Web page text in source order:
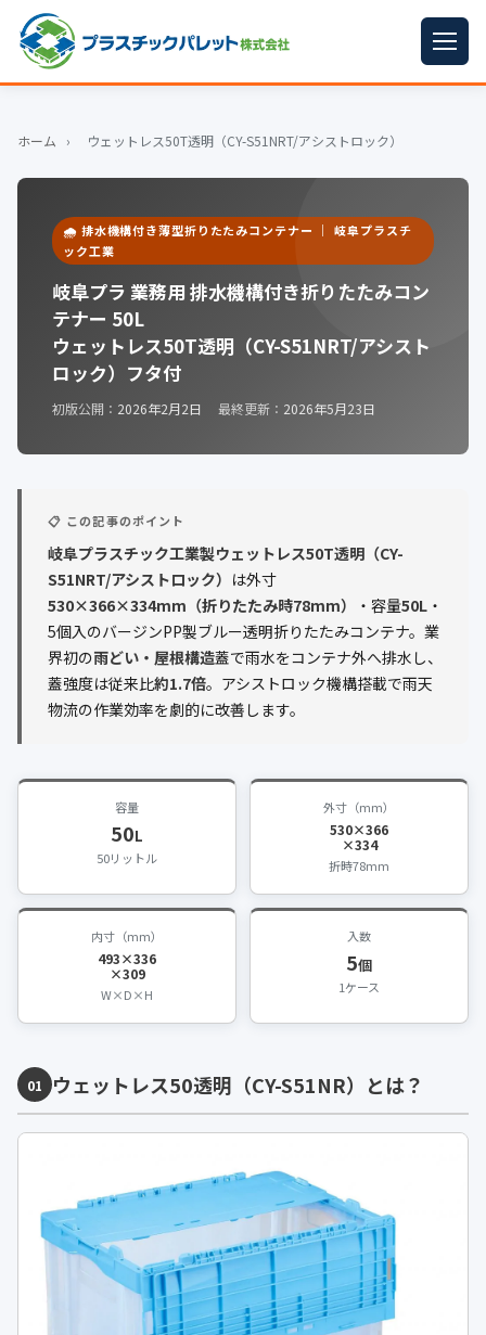
パレットサイズ
コンテナ
中古パレット
再生原料
梱包資材
イラン情勢まとめ ▼
会社案内
🇺🇸🇰🇷🇹🇼🇻🇳
ホーム › ウェットレス50T透明（CY-S51NRT/アシストロック）
🌧️ 排水機構付き薄型折りたたみコンテナー ｜ 岐阜プラスチ
ック工業
岐阜プラ 業務用 排水機構付き折りたたみコン
テナー 50L
ウェットレス50T透明（CY-S51NRT/アシスト
ロック）フタ付
初版公開： 2026年2月2日 最終更新： 2026年5月23日
📋 この記事のポイント
岐阜プラスチック工業製ウェットレス50T透明（CY-
S51NRT/アシストロック） は外寸
530×366×334mm（折りたたみ時78mm）
・容量50L ・
5個入のバージンPP製ブルー透明折りたたみコンテナ。業
界初の雨どい・屋根構造蓋で雨水をコンテナ外へ排水し、
蓋強度は従来比約1.7倍。アシストロック機構搭載で雨天
物流の作業効率を劇的に改善します。
容量
50L
50リットル
外寸（mm）
530×366
×334
折時78mm
内寸（mm）
493×336
×309
W×D×H
入数
5個
1ケース
01 ウェットレス50透明（CY-S51NR）とは？